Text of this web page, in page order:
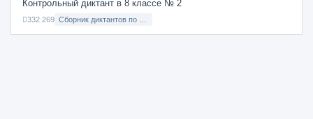
Контрольный диктант в 8 классе № 2
332 269